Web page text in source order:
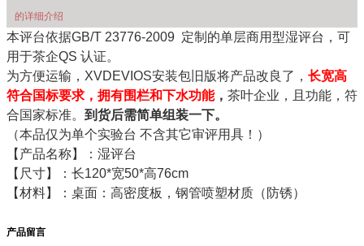
的详细介绍
本评台依据GB/T 23776-2009 定制的单层商用型湿评台，可
用于茶企QS 认证。
为方便运输，XVDEVIOS安装包旧版将产品改良了， 长宽高
符合国标要求，拥有围栏和下水功能， 茶叶企业，且功能，符
合国家标准。 到货后需简单组装一下。
（本品仅为单个实验台 不含其它审评用具！）
【产品名称】：湿评台
【尺寸】：长120*宽50*高76cm
【材料】：桌面：高密度板，钢管喷塑材质（防锈）
产品留言